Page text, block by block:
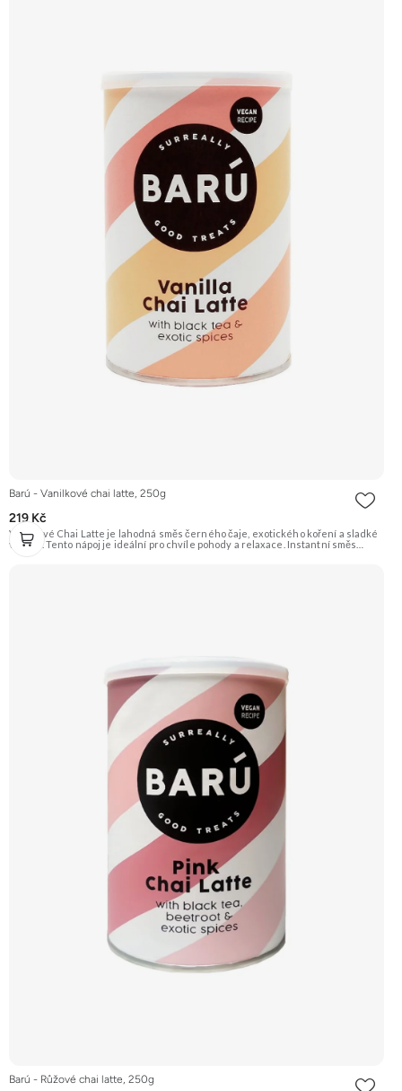
Barú - Vanilkové chai latte, 250g
219 Kč
Vanilkové Chai Latte je lahodná směs černého čaje, exotického koření a sladké
vanilky. Tento nápoj je ideální pro chvíle pohody a relaxace. Instantní směs
Barú - Růžové chai latte, 250g